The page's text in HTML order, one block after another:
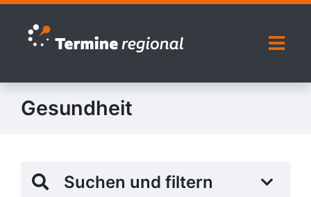
Zur Navigation springen
Zum Inhalt springen
Gesundheit
Suchen und filtern